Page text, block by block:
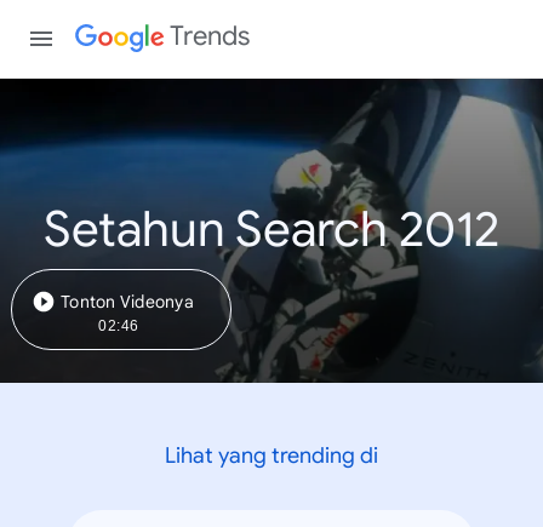
Trends
Setahun Search 2012
Tonton Videonya
02:46
Lihat yang trending di